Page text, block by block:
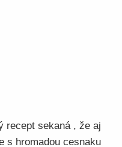
recept sekaná , že aj
s hromadou cesnaku